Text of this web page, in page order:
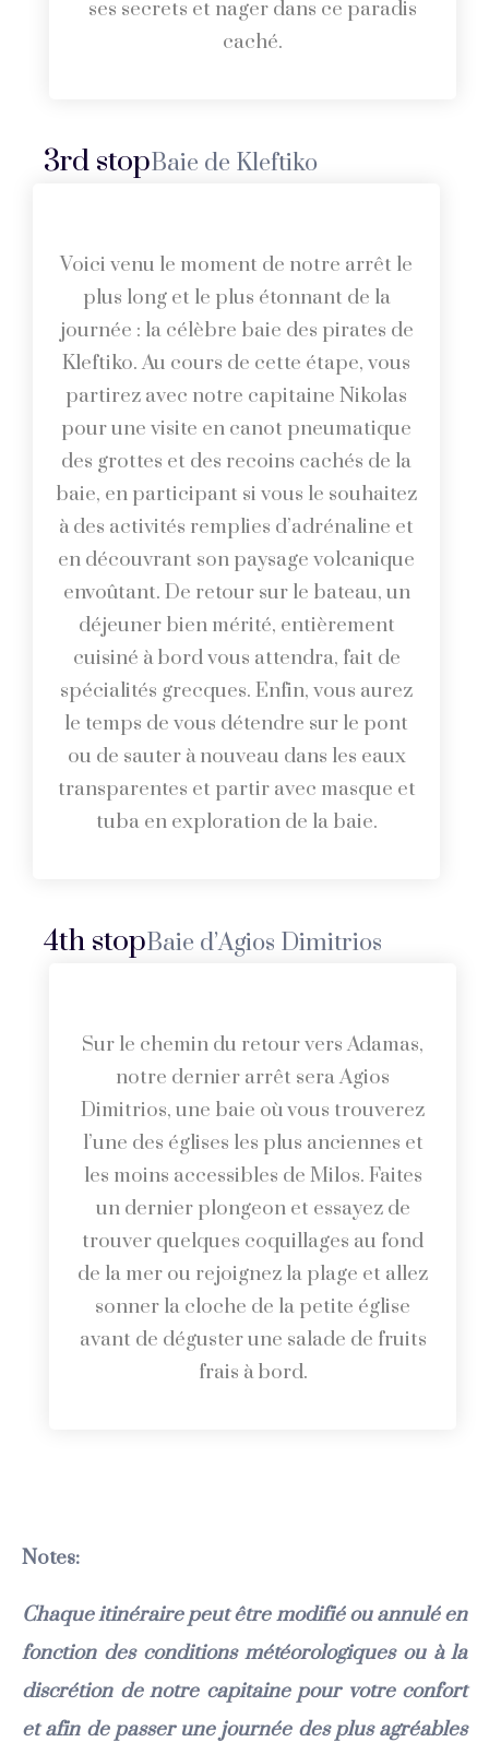
ses secrets et nager dans ce paradis
caché.
3rd stopBaie de Kleftiko
Voici venu le moment de notre arrêt le
plus long et le plus étonnant de la
journée : la célèbre baie des pirates de
Kleftiko. Au cours de cette étape, vous
partirez avec notre capitaine Nikolas
pour une visite en canot pneumatique
des grottes et des recoins cachés de la
baie, en participant si vous le souhaitez
à des activités remplies d’adrénaline et
en découvrant son paysage volcanique
envoûtant. De retour sur le bateau, un
déjeuner bien mérité, entièrement
cuisiné à bord vous attendra, fait de
spécialités grecques. Enfin, vous aurez
le temps de vous détendre sur le pont
ou de sauter à nouveau dans les eaux
transparentes et partir avec masque et
tuba en exploration de la baie.
4th stopBaie d’Agios Dimitrios
Sur le chemin du retour vers Adamas,
notre dernier arrêt sera Agios
Dimitrios, une baie où vous trouverez
l’une des églises les plus anciennes et
les moins accessibles de Milos. Faites
un dernier plongeon et essayez de
trouver quelques coquillages au fond
de la mer ou rejoignez la plage et allez
sonner la cloche de la petite église
avant de déguster une salade de fruits
frais à bord.
Notes:
Chaque itinéraire peut être modifié ou annulé en
fonction des conditions météorologiques ou à la
discrétion de notre capitaine pour votre confort
et afin de passer une journée des plus agréables